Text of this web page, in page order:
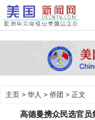
主页 > 华人 > 侨团 > 正文
高德曼携众民选官员